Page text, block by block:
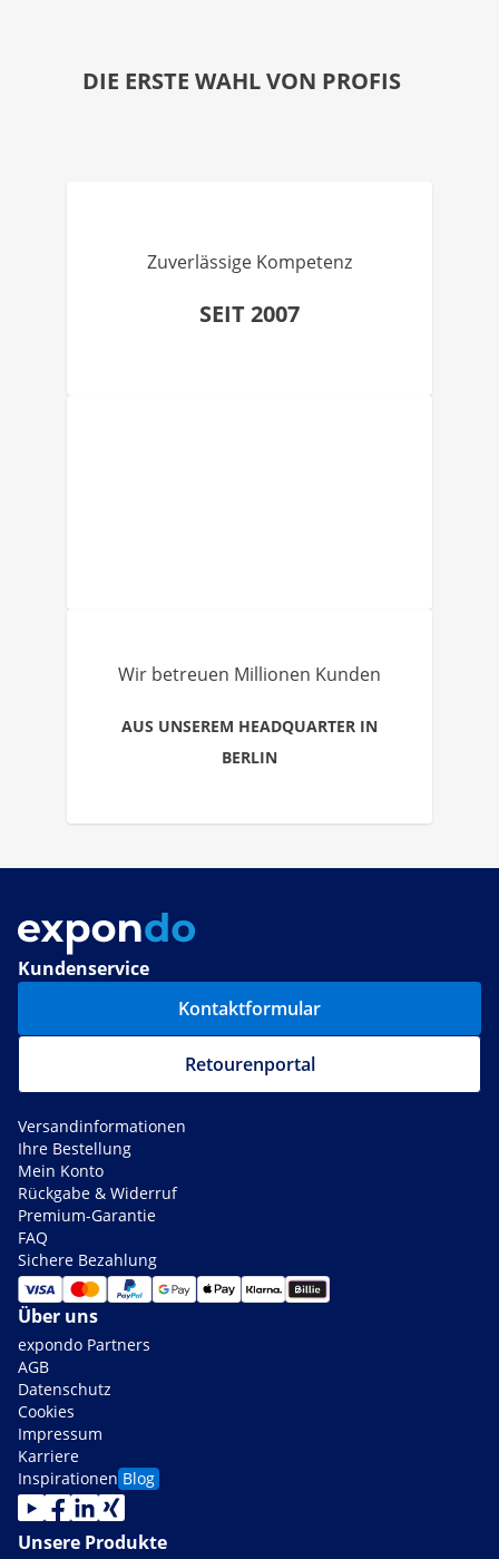
DIE ERSTE WAHL VON PROFIS
Zuverlässige Kompetenz
SEIT 2007
Wir betreuen Millionen Kunden
AUS UNSEREM HEADQUARTER IN
BERLIN
Kundenservice
Kontaktformular
Retourenportal
Versandinformationen
Ihre Bestellung
Mein Konto
Rückgabe & Widerruf
Premium-Garantie
FAQ
Sichere Bezahlung
Über uns
expondo Partners
AGB
Datenschutz
Cookies
Impressum
Karriere
Inspirationen Blog
Unsere Produkte